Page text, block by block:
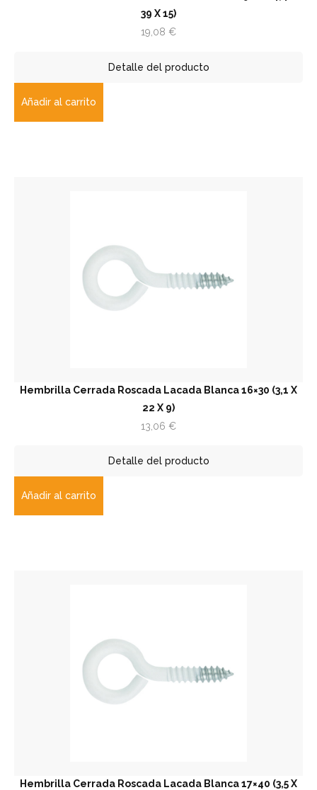
39 X 15)
19,08 €
Detalle del producto
Añadir al carrito
Hembrilla Cerrada Roscada Lacada Blanca 16×30 (3,1 X
22 X 9)
13,06 €
Detalle del producto
Añadir al carrito
Hembrilla Cerrada Roscada Lacada Blanca 17×40 (3,5 X